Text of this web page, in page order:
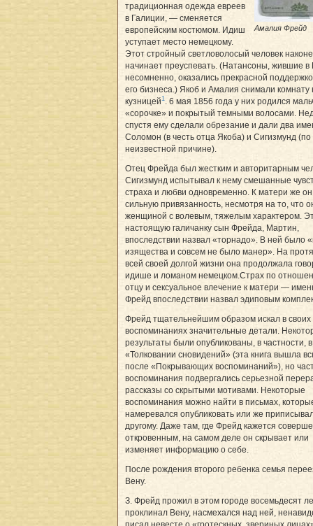
Амалия Фрейд
традиционная одежда евреев
в Галиции, — сменяется
европейским костюмом. Идиш
уступает место немецкому.
Этот стройный светловолосый человек
начинает преуспевать. (Натансоны, жившие в
несомненно, оказались прекрасной
его бизнеса.) Якоб и Амалия снимали комнату
кузницей1 . 6 мая 1856 года у них родился
«сорочке» и покрытый темными волосами.
спустя ему сделали обрезание и дали два
Соломон (в честь отца Якоба) и Сигизмунд (по
неизвестной причине).
Отец Фрейда был жестким и авторитарным
Сигизмунд испытывал к нему смешанные
страха и любви одновременно. К матери же
сильную привязанность, несмотря на то, что
женщиной с волевым, тяжелым характером.
настоящую галичанку сын Фрейда, Мартин,
впоследствии назвал «торнадо». В ней было
изящества и совсем не было манер». На
всей своей долгой жизни она продолжала
идише и ломаном немецком.Страх по
отцу и сексуальное влечение к матери —
Фрейд впоследствии назвал эдиповым
Фрейд тщательнейшим образом искал в своих
воспоминаниях значительные детали.
результаты были опубликованы, в частности, в
«Толковании сновидений» (эта книга вышла
после «Покрывающих воспоминаний»), но
воспоминания подвергались серьезной
рассказы со скрытыми мотивами. Некоторые
воспоминания можно найти в письмах,
намеревался опубликовать или же
другому. Даже там, где Фрейд кажется
откровенным, на самом деле он скрывает или
изменяет информацию о себе.
После рождения второго ребенка семья
Вену.
З. Фрейд прожил в этом городе восемьдесят
проклинал Вену, насмехался над ней,